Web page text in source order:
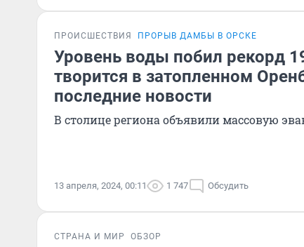
ПРОИСШЕСТВИЯ ПРОРЫВ ДАМБЫ В ОРСКЕ
Уровень воды побил рекорд
творится в затопленном
последние новости
В столице региона объявили массовую
13 апреля, 2024, 00:11 1 747 Обсудить
СТРАНА И МИР ОБЗОР